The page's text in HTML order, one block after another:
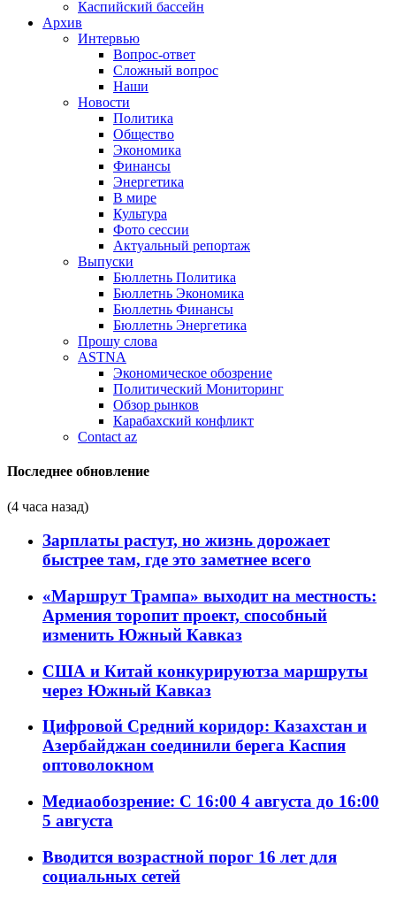
Каспийский бассейн
Архив
Интервью
Вопрос-ответ
Сложный вопрос
Наши
Новости
Политика
Общество
Экономика
Финансы
Энергетика
В мире
Культура
Фото сессии
Актуальный репортаж
Выпуски
Бюллетнь Политика
Бюллетнь Экономика
Бюллетнь Финансы
Бюллетнь Энергетика
Прошу слова
ASTNA
Экономическое обозрение
Политический Мониторинг
Обзор рынков
Карабахский конфликт
Contact az
Последнее обновление
(4 часа назад)
Зарплаты растут, но жизнь дорожает
быстрее там, где это заметнее всего
«Маршрут Трампа» выходит на местность:
Армения торопит проект, способный
изменить Южный Кавказ
США и Китай конкурируютза маршруты
через Южный Кавказ
Цифровой Средний коридор: Казахстан и
Азербайджан соединили берега Каспия
оптоволокном
Медиаобозрение: С 16:00 4 августа до 16:00
5 августа
Вводится возрастной порог 16 лет для
социальных сетей